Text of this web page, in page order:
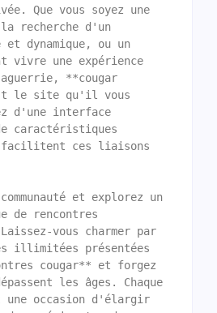
Que vous soyez une
la recherche d'un
et dynamique, ou un
vivre une expérience
aguerrie, **cougar
le site qu'il vous
d'une interface
caractéristiques
facilitent ces liaisons
et explorez un
de rencontres
vous charmer par
illimitées présentées
cougar** et forgez
les âges. Chaque
occasion d'élargir